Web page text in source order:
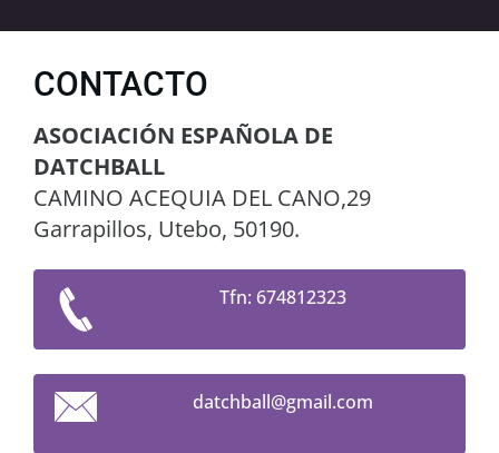
CONTACTO
ASOCIACIÓN ESPAÑOLA DE
DATCHBALL
CAMINO ACEQUIA DEL CANO,29
Garrapillos, Utebo, 50190.
Tfn: 674812323
datchball@gmail.com